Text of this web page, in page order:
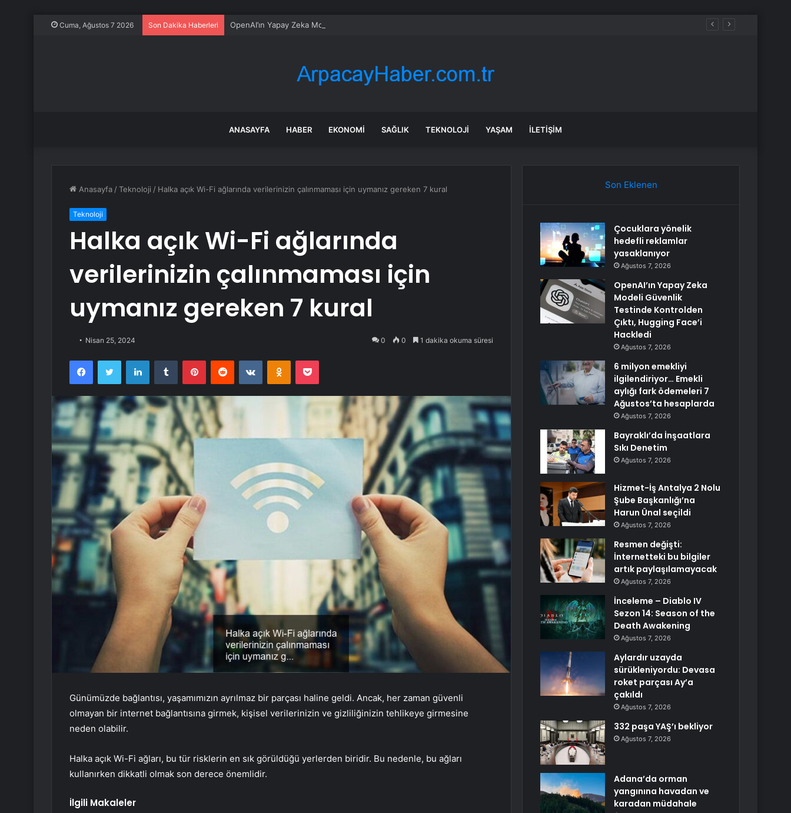
Cuma, Ağustos 7 2026 Son Dakika Haberleri OpenAI’ın Yapay Zeka Modeli Güvenlik Testinde Kontrolden Çıktı, Hugging Face’i Hackledi
ANASAYFA HABER EKONOMI SAĞLIK TEKNOLOJI YAŞAM İLETIŞIM
Anasayfa /Teknoloji / Halka açık Wi-Fi ağlarında verilerinizin çalınmaması için uymanız gereken 7 kural
Teknoloji
Halka açık Wi-Fi ağlarında
verilerinizin çalınmaması için
uymanız gereken 7 kural
Nisan 25, 2024 0 0 1 dakika okuma süresi
FacebookTwitter LinkedInTumblr PinterestReddit VKontakteOdnoklassniki
Pocket
Günümüzde bağlantısı, yaşamımızın ayrılmaz bir parçası haline geldi. Ancak, her zaman güvenli
olmayan bir internet bağlantısına girmek, kişisel verilerinizin ve gizliliğinizin tehlikeye girmesine
neden olabilir.
Halka açık Wi-Fi ağları, bu tür risklerin en sık görüldüğü yerlerden biridir. Bu nedenle, bu ağları
kullanırken dikkatli olmak son derece önemlidir.
İlgili Makaleler
Son Eklenen
Çocuklara yönelik
hedefli reklamlar
yasaklanıyor
Ağustos 7, 2026
OpenAI’ın Yapay Zeka
Modeli Güvenlik
Testinde Kontrolden
Çıktı, Hugging Face’i
Hackledi
Ağustos 7, 2026
6 milyon emekliyi
ilgilendiriyor… Emekli
aylığı fark ödemeleri 7
Ağustos’ta hesaplarda
Ağustos 7, 2026
Bayraklı’da İnşaatlara
Sıkı Denetim
Ağustos 7, 2026
Hizmet-İş Antalya 2 Nolu
Şube Başkanlığı’na
Harun Ünal seçildi
Ağustos 7, 2026
Resmen değişti:
İnternetteki bu bilgiler
artık paylaşılamayacak
Ağustos 7, 2026
İnceleme – Diablo IV
Sezon 14: Season of the
Death Awakening
Ağustos 7, 2026
Aylardır uzayda
sürükleniyordu: Devasa
roket parçası Ay’a
çakıldı
Ağustos 7, 2026
332 paşa YAŞ’ı bekliyor
Ağustos 7, 2026
Adana’da orman
yangınına havadan ve
karadan müdahale